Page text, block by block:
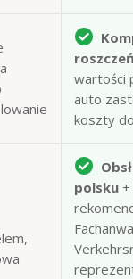
roszczeń
wartości
auto
koszty
polsku+